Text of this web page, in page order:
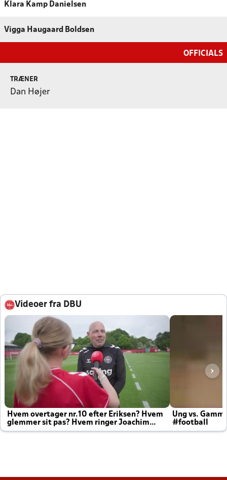
Klara Kamp Danielsen
Vigga Haugaard Boldsen
OFFICIALS
TRÆNER
Dan Højer
Videoer fra DBU
Hvem overtager nr.10 efter Eriksen? Hvem
glemmer sit pas? Hvem ringer Joachim
altid til efter kampe?
Ung vs.
#football